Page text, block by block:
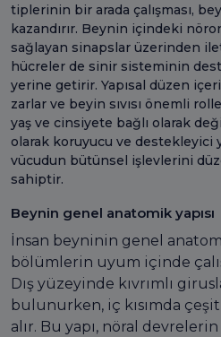
tiplerinin bir arada çalışması,
kazandırır. Beynin içindeki
sağlayan sinapslar üzerinden
hücreler de sinir sisteminin
yerine getirir. Yapısal düzen
zarlar ve beyin sıvısı önemli
yaş ve cinsiyete bağlı olarak
olarak koruyucu ve destekleyici
vücudun bütünsel işlevlerini
sahiptir.
Beynin genel anatomik yapısı
İnsan beyninin genel
bölümlerin uyum içinde
Dış yüzeyinde kıvrımlı
bulunurken, iç kısımda
alır. Bu yapı, nöral